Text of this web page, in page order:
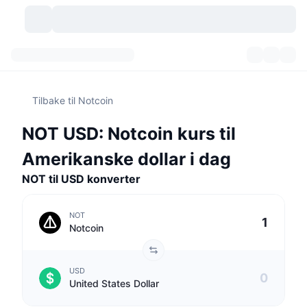
Historiske øyeblikksbilder
Tokenopplåsninger
Aktiva i den virkelige verden
Spotmarked
Antall kryptovalutaer
Bitcoin Kassebeholdninger
BNB Kassebeholdninger
Signaler
Populært
Ny
Meme-utforsker
Børser
Sentraliserte børser
Spot
Desentraliserte børser
Samfunn
Nyhetsstrøm
Direktesendinger
Krypto-API
Produkter
Tilbake til Notcoin
NOT USD: Notcoin kurs til
Amerikanske dollar i dag
NOT til USD konverter
NOT
Notcoin
USD
United States Dollar